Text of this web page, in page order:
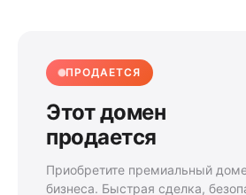
ПРОДАЕТСЯ
Этот домен
продается
Приобретите премиальный
бизнеса. Быстрая сделка,